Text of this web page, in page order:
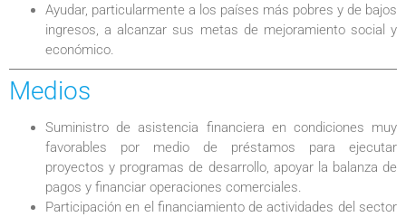
Ayudar, particularmente a los países más pobres y de bajos
ingresos, a alcanzar sus metas de mejoramiento social y
económico.
Medios
Suministro de asistencia financiera en condiciones muy
favorables por medio de préstamos para ejecutar
proyectos y programas de desarrollo, apoyar la balanza de
pagos y financiar operaciones comerciales.
Participación en el financiamiento de actividades del sector